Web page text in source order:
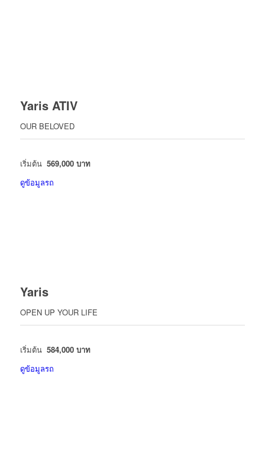
Yaris ATIV
OUR BELOVED
เริ่มต้น 569,000 บาท
ดูข้อมูลรถ
Yaris
OPEN UP YOUR LIFE
เริ่มต้น 584,000 บาท
ดูข้อมูลรถ